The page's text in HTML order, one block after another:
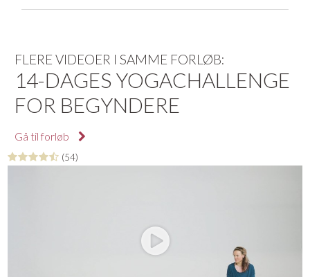
FLERE VIDEOER I SAMME FORLØB:
14-DAGES YOGACHALLENGE
FOR BEGYNDERE
Gå til forløb
(54)